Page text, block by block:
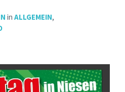
in ALLGEMEIN,